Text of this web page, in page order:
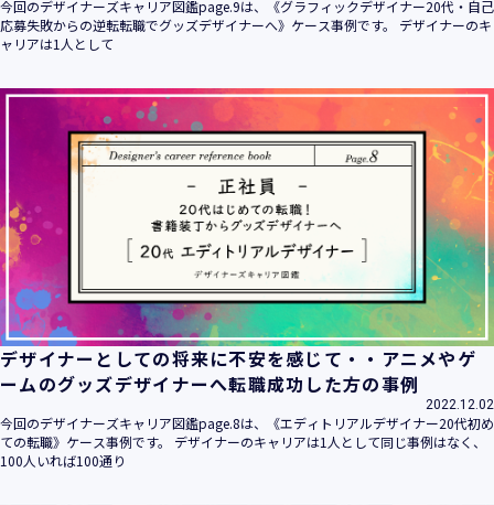
今回のデザイナーズキャリア図鑑page.9は、《グラフィックデザイナー20代・自己
応募失敗からの逆転転職でグッズデザイナーへ》ケース事例です。 デザイナーのキ
ャリアは1人として
デザイナーとしての将来に不安を感じて・・アニメやゲ
ームのグッズデザイナーへ転職成功した方の事例
2022.12.02
今回のデザイナーズキャリア図鑑page.8は、《エディトリアルデザイナー20代初め
ての転職》ケース事例です。 デザイナーのキャリアは1人として同じ事例はなく、
100人いれば100通り